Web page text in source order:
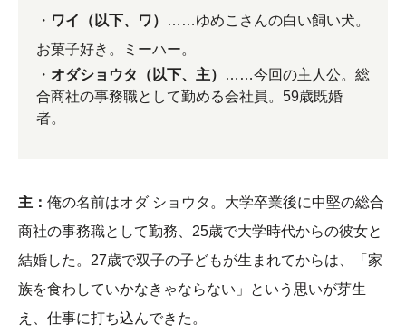
・ ワイ（以下、ワ）
……ゆめこさんの白い飼い犬。
お菓子好き。ミーハー。
・ オダショウタ（以下、主）
……今回の主人公。総
合商社の事務職として勤める会社員。59歳既婚
者。
主： 俺の名前はオダ ショウタ。大学卒業後に中堅の総合
商社の事務職として勤務、25歳で大学時代からの彼女と
結婚した。27歳で双子の子どもが生まれてからは、「家
族を食わしていかなきゃならない」という思いが芽生
え、仕事に打ち込んできた。